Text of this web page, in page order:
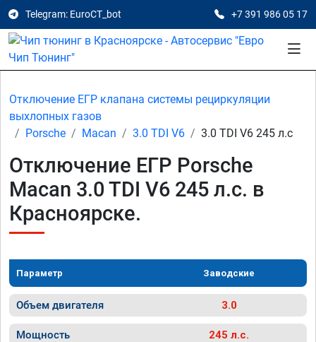
Telegram: EuroCT_bot +7 391 986 05 17
Отключение ЕГР клапана системы рециркуляции
выхлопных газов
Porsche
Macan 3.0 TDI V6 3.0 TDI V6 245 л.с
Отключение ЕГР Porsche
Macan 3.0 TDI V6 245 л.с. в
Красноярске.
Параметр Заводские
Объем двигателя 3.0
Мощность 245 л.с.